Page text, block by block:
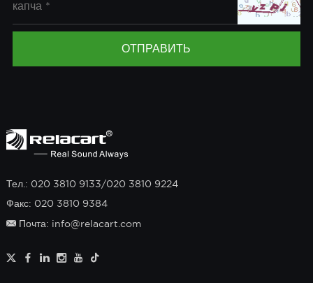
Тел.: 020 3810 9133/020 3810 9224
Факс: 020 3810 9384
Почта: info@relacart.com